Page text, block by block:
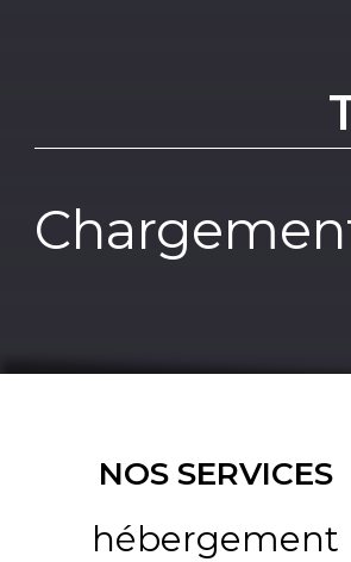
NOS SERVICES
hébergement